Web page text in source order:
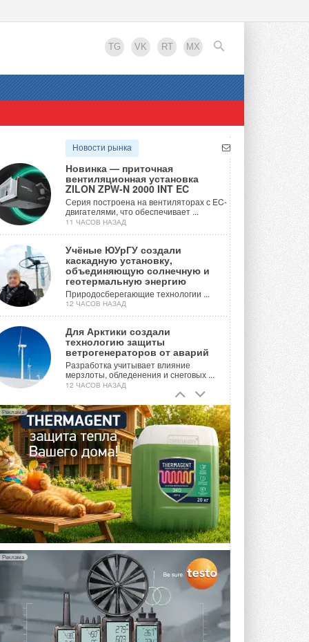
TG VK RT MX
EN
Новости рынка
Новинка — приточная
вентиляционная установка
ZILON ZPW-N 2000 INT EC
Серия построена на вентиляторах с EC-
двигателями, что обеспечивает ...
11 ЧАСОВ НАЗАД
Учёные ЮУрГУ создали
каскадную установку,
объединяющую солнечную и
геотермальную энергию
Природосберегающие технологии ...
12 ЧАСОВ НАЗАД
Для Арктики создали
технологию защиты
ветрогенераторов от аварий
Разработка учитывает влияние
мерзлоты, обледенения и снеговых ...
12 ЧАСОВ НАЗАД
Гибридный тепловой насос PV/T
с одним общим испарителем
Исследователи предложили
конструкцию двухисточникового ...
ВЧЕРА
21-й ежегодный форум
«ЦОД-2026»
Мероприятие пройдет 2-3 сентября в
отеле Radisson Slavyanskaya. Форум
посетит более двух тысяч участников ...
ВЧЕРА
Китайская Shenling представила
линейку тепловых насосов
«воздух-вода» на R290
Серия ThermaX R290 All-In-One
включает три модели ...
4 АВГУСТА 2026
Реклама
Реклама